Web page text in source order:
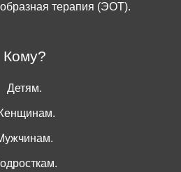
терапия (ЭОТ).
Кому?
Детям.